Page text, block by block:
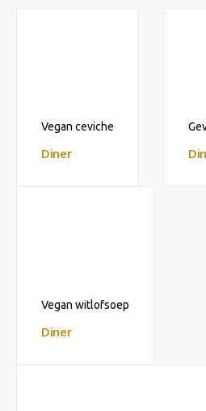
Vegan ceviche
Diner
Vegan witlofsoep
Diner